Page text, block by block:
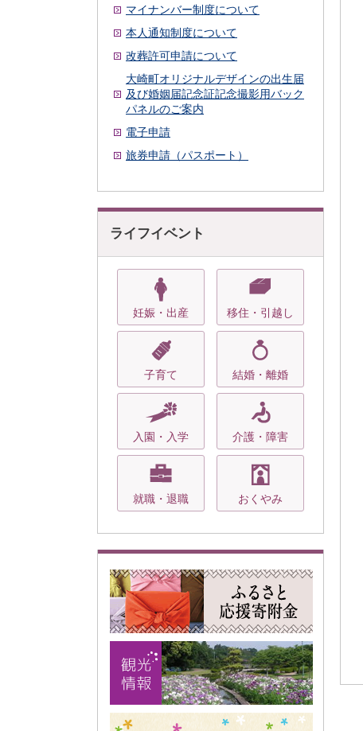
マイナンバー制度について
本人通知制度について
改葬許可申請について
大崎町オリジナルデザインの出生届
及び婚姻届記念証記念撮影用バック
パネルのご案内
電子申請
旅券申請（パスポート）
ライフイベント
妊娠・出産 移住・引越し
子育て 結婚・離婚
入園・入学 介護・障害
就職・退職 おくやみ